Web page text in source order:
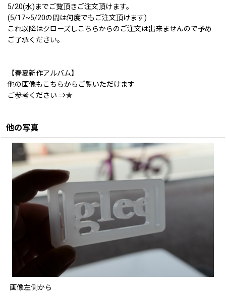
5/20(水)までご覧頂きご注文頂けます。
(5/17~5/20の間は何度でもご注文頂けます)
これ以降はクローズしこちらからのご注文は出来ませんので予め
ご了承ください。
【春夏新作アルバム】
他の画像もこちらからご覧いただけます
ご参考ください ⇒★
他の写真
画像左側から